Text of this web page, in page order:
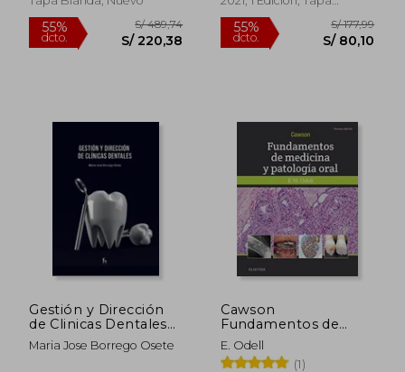
55% 55%
dcto. S/
Blanda, Nuevo
Gestión y Dirección
de Clinicas Dentales
(Odontologia)
Maria Jose Borrego Osete
Cawson
Fundamentos de
Medicina y Patologia
Oral 9ª ed
E. Odell
(1)